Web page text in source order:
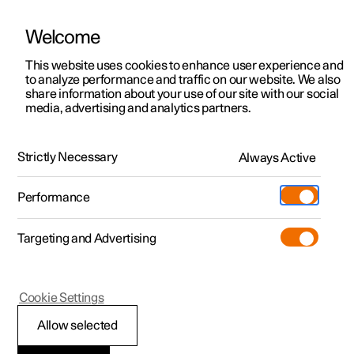
Polestar 2
Polestar 3
Polestar 4
Pre-owned
Shop
Meer
Testrit
Aanbiedingen voor
Testrit
Aanbiedingen voor
Polestar 4 coupé
Ontdek Polestar 4
Testrit
Bekijk onze stockwagens
Aanbiedingen voor
Ontdek Polestar 5
Over pre-owned
Pre-owned aanbiedingen
Aanbiedingen voor particulieren
Aanbiedingen voor
professionelen
Bekijk onze stockwagens
Configureer
Pre-owned
Testrit
Additionals
(Opent in een nieuw venster)
Experiences
Ontmoet ons
Servicepunten
Opladen
Support
HandleidingVideogalerijSoftware-updates
Voorstoel
Polestar 2
Verlengbaar zitkussen
Welcome
This website uses cookies to enhance user experience and
to analyze performance and traffic on our website. We also
share information about your use of our site with our social
media, advertising and analytics partners.
Strictly Necessary Always Active
Performance
Targeting and Advertising
Allow selected
Cookie Settings